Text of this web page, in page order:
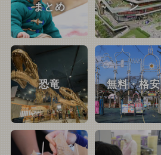
まとめ
ン
恐竜 無料・格安